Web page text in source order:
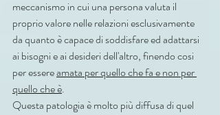
meccanismo in cui una persona valuta il
proprio valore nelle relazioni esclusivamente
da quanto è capace di soddisfare ed adattarsi
ai bisogni e ai desideri dell'altro, finendo cosi
per essere amata per quello che fa e non per
quello che è.
Questa patologia è molto più diffusa di quel